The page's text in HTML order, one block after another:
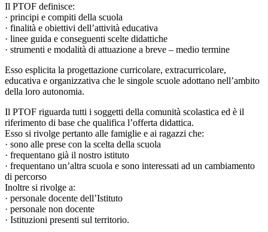
Il PTOF definisce:
· principi e compiti della scuola
· finalità e obiettivi dell’attività educativa
· linee guida e conseguenti scelte didattiche
· strumenti e modalità di attuazione a breve – medio termine
Esso esplicita la progettazione curricolare, extracurricolare,
educativa e organizzativa che le singole scuole adottano nell’ambito
della loro autonomia.
Il PTOF riguarda tutti i soggetti della comunità scolastica ed è il
riferimento di base che qualifica l’offerta didattica.
Esso si rivolge pertanto alle famiglie e ai ragazzi che:
· sono alle prese con la scelta della scuola
· frequentano già il nostro istituto
· frequentano un’altra scuola e sono interessati ad un cambiamento
di percorso
Inoltre si rivolge a:
· personale docente dell’Istituto
· personale non docente
· Istituzioni presenti sul territorio.